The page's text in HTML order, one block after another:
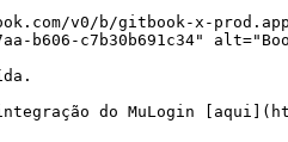
b/gitbook-x-
b606-c7b30b691c34"
do MuLogin